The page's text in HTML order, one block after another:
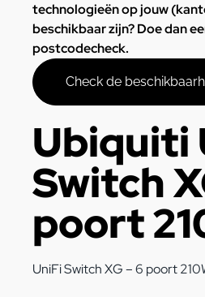
technologieën op jouw
beschikbaar zijn? Doe dan
postcodecheck.
Check de
Ubiquiti
Switch
poort
UniFi Switch XG – 6 poort